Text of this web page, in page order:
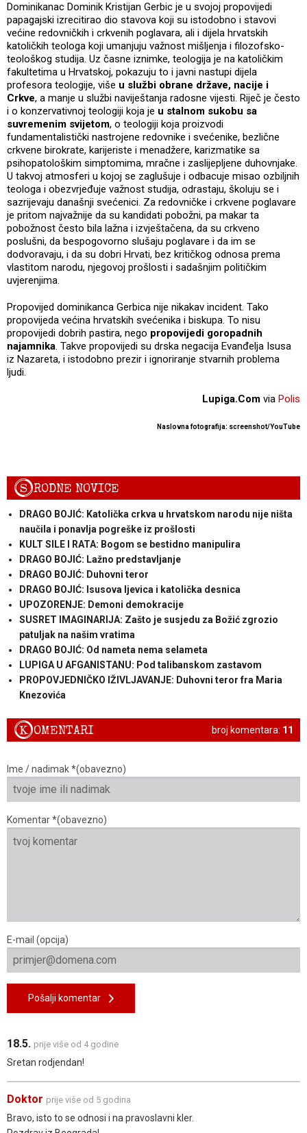
Dominikanac Dominik Kristijan Gerbic je u svojoj propovijedi
papagajski izrecitirao dio stavova koji su istodobno i stavovi
većine redovničkih i crkvenih poglavara, ali i dijela hrvatskih
katoličkih teologa koji umanjuju važnost mišljenja i filozofsko-
teološkog studija. Uz časne iznimke, teologija je na katoličkim
fakultetima u Hrvatskoj, pokazuju to i javni nastupi dijela
profesora teologije, više u službi obrane države, nacije i
Crkve, a manje u službi naviještanja radosne vijesti. Riječ je često
i o konzervativnoj teologiji koja je u stalnom sukobu sa
suvremenim svijetom, o teologiji koja proizvodi
fundamentalistički nastrojene redovnike i svećenike, bezlične
crkvene birokrate, karijeriste i menadžere, karizmatike sa
psihopatološkim simptomima, mračne i zaslijepljene duhovnjake.
U takvoj atmosferi u kojoj se zaglušuje i odbacuje misao ozbiljnih
teologa i obezvrjeđuje važnost studija, odrastaju, školuju se i
sazrijevaju današnji svećenici. Za redovničke i crkvene poglavare
je pritom najvažnije da su kandidati pobožni, pa makar ta
pobožnost često bila lažna i izvještačena, da su crkveno
poslušni, da bespogovorno slušaju poglavare i da im se
dodvoravaju, i da su dobri Hrvati, bez kritičkog odnosa prema
vlastitom narodu, njegovoj prošlosti i sadašnjim političkim
uvjerenjima.
Propovijed dominikanca Gerbica nije nikakav incident. Tako
propovijeda većina hrvatskih svećenika i biskupa. To nisu
propovijedi dobrih pastira, nego propovijedi goropadnih
najamnika. Takve propovijedi su drska negacija Evanđelja Isusa
iz Nazareta, i istodobno prezir i ignoriranje stvarnih problema
ljudi.
Lupiga.Com via Polis
Naslovna fotografija: screenshot/YouTube
SRODNE NOVICE
DRAGO BOJIĆ: Katolička crkva u hrvatskom narodu nije ništa
naučila i ponavlja pogreške iz prošlosti
KULT SILE I RATA: Bogom se bestidno manipulira
DRAGO BOJIĆ: ​Lažno predstavljanje
DRAGO BOJIĆ: Duhovni teror
DRAGO BOJIĆ: ​Isusova ljevica i katolička desnica
UPOZORENJE: Demoni demokracije
SUSRET IMAGINARIJA: Zašto je susjedu za Božić zgrozio
patuljak na našim vratima
DRAGO BOJIĆ: ​Od nameta nema selameta
LUPIGA U AFGANISTANU: Pod talibanskom zastavom
PROPOVJEDNIČKO IŽIVLJAVANJE: Duhovni teror fra Maria
Knezovića
broj komentara: 11
KOMENTARI
Ime / nadimak *(obavezno)
Komentar *(obavezno)
E-mail (opcija)
Pošalji komentar
18.5. prije više od 4 godine
Sretan rodjendan!
Doktor prije više od 5 godina
Bravo, isto to se odnosi i na pravoslavni kler.